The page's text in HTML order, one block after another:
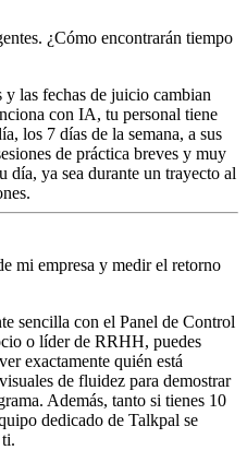
¿Cómo encontrarán tiempo
y las fechas de juicio cambian
con IA, tu personal tiene
los 7 días de la semana, a sus
de práctica breves y muy
día, ya sea durante un trayecto al
mi empresa y medir el retorno
sencilla con el Panel de Control
o líder de RRHH, puedes
exactamente quién está
de fluidez para demostrar
Además, tanto si tienes 10
dedicado de Talkpal se